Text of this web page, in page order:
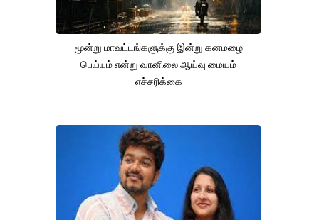
மூன்று மாவட்டங்களுக்கு இன்று கனமழை
பெய்யும் என்று வானிலை ஆய்வு மையம்
எச்சரிக்கை